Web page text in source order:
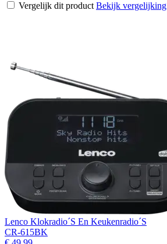
Vergelijk dit product Bekijk vergelijking
Lenco Klokradio´S En Keukenradio´S
CR-615BK